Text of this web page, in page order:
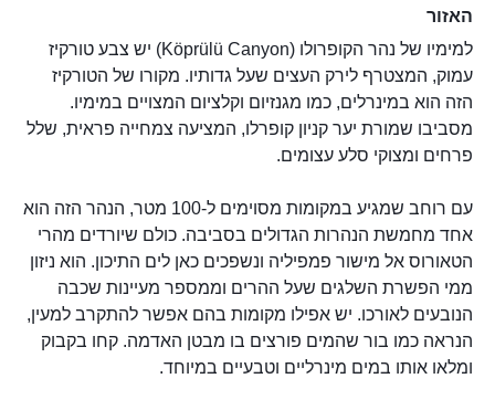
האזור
למימיו של נהר הקופרולו (Köprülü Canyon) יש צבע טורקיז
עמוק, המצטרף לירק העצים שעל גדותיו. מקורו של הטורקיז
הזה הוא במינרלים, כמו מגנזיום וקלציום המצויים במימיו.
מסביבו שמורת יער קניון קופרלו, המציעה צמחייה פראית, שלל
פרחים ומצוקי סלע עצומים.
עם רוחב שמגיע במקומות מסוימים ל-100 מטר, הנהר הזה הוא
אחד מחמשת הנהרות הגדולים בסביבה. כולם שיורדים מהרי
הטאורוס אל מישור פמפיליה ונשפכים כאן לים התיכון. הוא ניזון
ממי הפשרת השלגים שעל ההרים וממספר מעיינות שכבה
הנובעים לאורכו. יש אפילו מקומות בהם אפשר להתקרב למעין,
הנראה כמו בור שהמים פורצים בו מבטן האדמה. קחו בקבוק
ומלאו אותו במים מינרליים וטבעיים במיוחד.